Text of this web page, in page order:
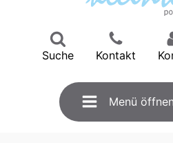
Suche Kontakt
Menü